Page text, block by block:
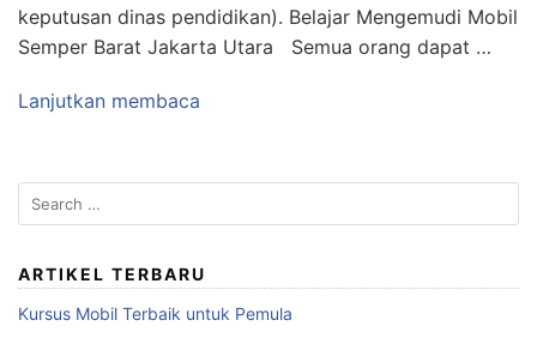
keputusan dinas pendidikan). Belajar Mengemudi Mobil
Semper Barat Jakarta Utara Semua orang dapat …
Lanjutkan membaca
e
r
h
ARTIKEL TERBARU
Kursus Mobil Terbaik untuk Pemula